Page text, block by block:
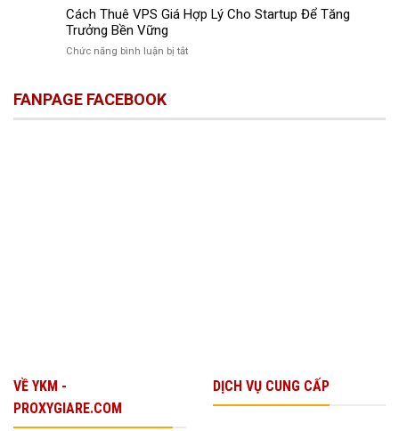
Suất
Việc
Pháp
Công
Nay
Pháp
Thuê
Tối
Cách Thuê VPS Giá Hợp Lý Cho Startup Để Tăng
Trưởng Bền Vững
Chức năng bình luận bị tắtở
FANPAGE FACEBOOK
VỀ YKM -
PROXYGIARE.COM
DỊCH VỤ CUNG CẤP